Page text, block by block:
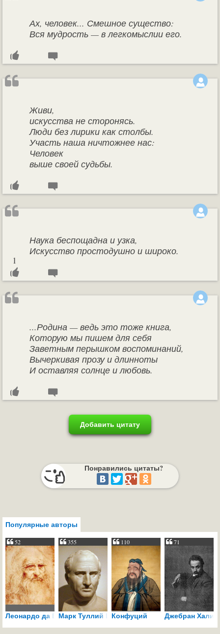
Ах, человек... Смешное существо:
Вся мудрость — в легкомыслии его.
Живи,
искусства не сторонясь.
Люди без лирики как столбы.
Участь наша ничтожнее нас:
Человек
выше своей судьбы.
Наука беспощадна и узка,
Искусство простодушно и широко.
1
...Родина — ведь это тоже книга,
Которую мы пишем для себя
Заветным перышком воспоминаний,
Вычеркивая прозу и длинноты
И оставляя солнце и любовь.
Добавить цитату
Понравились цитаты?
Популярные авторы
52
Леонардо да Винчи
355
Марк Туллий Цицерон
110
Конфуций
71
Джебран